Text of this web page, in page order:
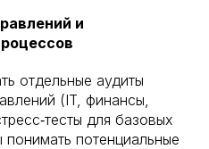
и
отдельные аудиты
(IT, финансы,
для базовых
потенциальные